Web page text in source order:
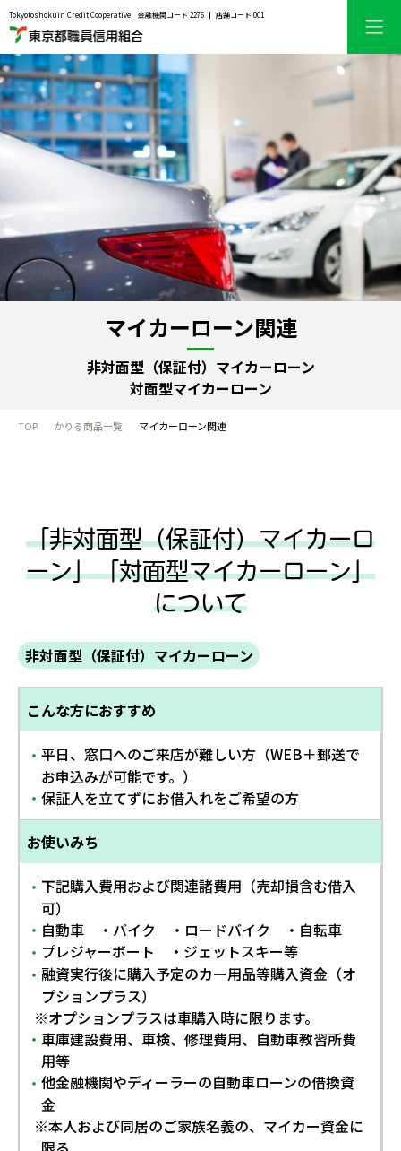
Tokyotoshokuin Credit Cooperative 金融機関コード 2276 店舗コード 001
マイカーローン関連
非対面型（保証付）マイカーローン
対面型マイカーローン
TOP かりる商品一覧 マイカーローン関連
「非対面型（保証付）マイカーロ
ーン」「対面型マイカーローン」
について
非対面型（保証付）マイカーローン
こんな方におすすめ
・ 平日、窓口へのご来店が難しい方（WEB＋郵送で
お申込みが可能です。）
・ 保証人を立てずにお借入れをご希望の方
お使いみち
・ 下記購入費用および関連諸費用（売却損含む借入
可）
・ 自動車 ・バイク ・ロードバイク ・自転車
・ プレジャーボート ・ジェットスキー等
・ 融資実行後に購入予定のカー用品等購入資金（オ
プションプラス）
※オプションプラスは車購入時に限ります。
・ 車庫建設費用、車検、修理費用、自動車教習所費
用等
・ 他金融機関やディーラーの自動車ローンの借換資
金
※本人および同居のご家族名義の、マイカー資金に